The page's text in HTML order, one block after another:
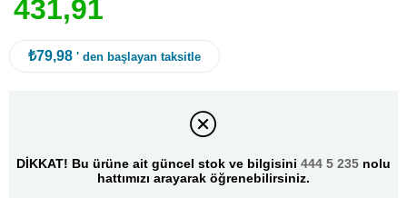
431,91
₺79,98 ' den başlayan taksitle
DİKKAT! Bu ürüne ait güncel stok ve bilgisini 444 5 235 nolu
hattımızı arayarak öğrenebilirsiniz.